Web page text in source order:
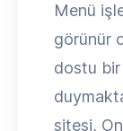
Menü
görünür
dostu
sitesi,